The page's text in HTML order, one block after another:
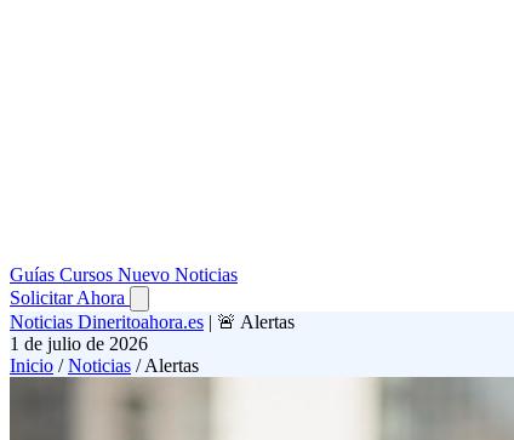
Guías Cursos Nuevo Noticias
Solicitar Ahora
Noticias Dineritoahora.es | 🚨 Alertas
1 de julio de 2026
Inicio / Noticias / Alertas